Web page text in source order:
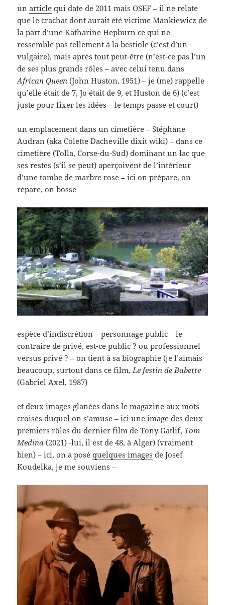
unarticle qui date de 2011 mais OSEF – il ne relate
que le crachat dont aurait été victime Mankiewicz de
la part d’une Katharine Hepburn ce qui ne
ressemble pas tellement à la bestiole (c’est d’un
vulgaire), mais après tout peut-être (n’est-ce pas l’un
de ses plus grands rôles – avec celui tenu dans
African Queen(John Huston, 1951) – je (me) rappelle
qu’elle était de 7, Jo était de 9, et Huston de 6) (c’est
juste pour fixer les idées – le temps passe et court)
un emplacement dans un cimetière – Stéphane
Audran (aka Colette Dacheville dixit wiki) – dans ce
cimetière (Tolla, Corse-du-Sud) dominant un lac que
ses restes (s’il se peut) aperçoivent de l’intérieur
d’une tombe de marbre rose – ici on prépare, on
répare, on bosse
espèce d’indiscrétion – personnage public – le
contraire de privé, est-ce public ? ou professionnel
versus privé ? – on tient à sa biographie (je l’aimais
beaucoup, surtout dans ce film,Le festin de Babette
(Gabriel Axel, 1987)
et deux images glanées dans le magazine aux mots
croisés duquel on s’amuse – ici une image des deux
premiers rôles du dernier film de Tony Gatlif, Tom
Medina(2021) -lui, il est de 48, à Alger) (vraiment
bien) – ici, on a poséquelques images de Josef
Koudelka, je me souviens –